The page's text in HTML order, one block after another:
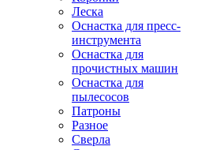
Леска
Оснастка для пресс-
инструмента
Оснастка для
прочистных машин
Оснастка для
пылесосов
Патроны
Разное
Сверла